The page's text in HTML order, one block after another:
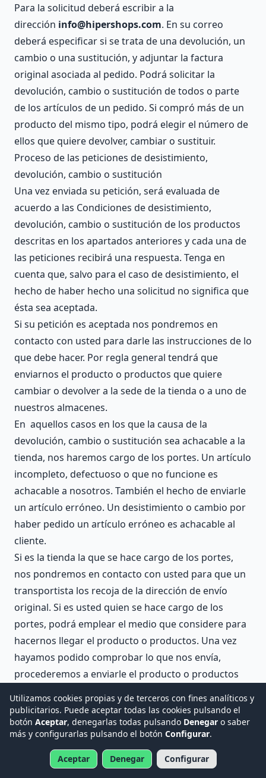
Para la solicitud deberá escribir a la
dirección info@hipershops.com. En su correo
deberá especificar si se trata de una devolución, un
cambio o una sustitución, y adjuntar la factura
original asociada al pedido. Podrá solicitar la
devolución, cambio o sustitución de todos o parte
de los artículos de un pedido. Si compró más de un
producto del mismo tipo, podrá elegir el número de
ellos que quiere devolver, cambiar o sustituir.
Proceso de las peticiones de desistimiento,
devolución, cambio o sustitución
Una vez enviada su petición, será evaluada de
acuerdo a las Condiciones de desistimiento,
devolución, cambio o sustitución de los productos
descritas en los apartados anteriores y cada una de
las peticiones recibirá una respuesta. Tenga en
cuenta que, salvo para el caso de desistimiento, el
hecho de haber hecho una solicitud no significa que
ésta sea aceptada.
Si su petición es aceptada nos pondremos en
contacto con usted para darle las instrucciones de lo
que debe hacer. Por regla general tendrá que
enviarnos el producto o productos que quiere
cambiar o devolver a la sede de la tienda o a uno de
nuestros almacenes.
En aquellos casos en los que la causa de la
devolución, cambio o sustitución sea achacable a la
tienda, nos haremos cargo de los portes. Un artículo
incompleto, defectuoso o que no funcione es
achacable a nosotros. También el hecho de enviarle
un artículo erróneo. Un desistimiento o cambio por
haber pedido un artículo erróneo es achacable al
cliente.
Si es la tienda la que se hace cargo de los portes,
nos pondremos en contacto con usted para que un
transportista los recoja de la dirección de envío
original. Si es usted quien se hace cargo de los
portes, podrá emplear el medio que considere para
hacernos llegar el producto o productos. Una vez
hayamos podido comprobar lo que nos envía,
procederemos a enviarle el producto o productos
cuenta que deben cumplirse las condiciones que
aplican a cada tipo de devolución, cambio o
sustitución.
Es muy importante que junto al producto o
Utilizamos cookies propias y de terceros con fines analíticos y
publicitarios. Puede aceptar todas las cookies pulsando el
botón Aceptar, denegarlas todas pulsando Denegar o saber
más y configurarlas pulsando el botón Configurar.
Aceptar Denegar Configurar